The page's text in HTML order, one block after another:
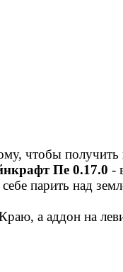
чтобы получить
Пе 0.17.0 -
себе парить над
а аддон на